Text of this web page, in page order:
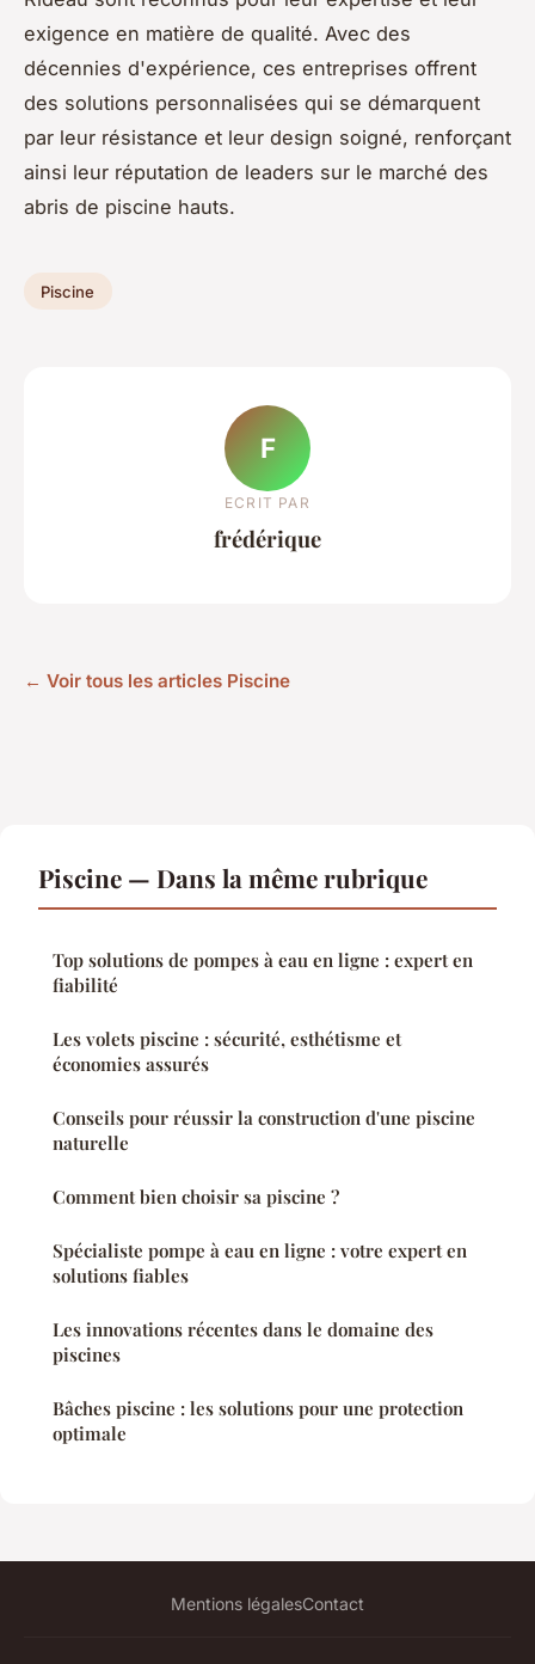
exigence en matière de qualité. Avec des
décennies d'expérience, ces entreprises offrent
des solutions personnalisées qui se démarquent
par leur résistance et leur design soigné, renforçant
ainsi leur réputation de leaders sur le marché des
abris de piscine hauts.
Piscine
F
ECRIT PAR
frédérique
← Voir tous les articles Piscine
Piscine — Dans la même rubrique
Top solutions de pompes à eau en ligne : expert en
fiabilité
Les volets piscine : sécurité, esthétisme et
économies assurés
Conseils pour réussir la construction d'une piscine
naturelle
Comment bien choisir sa piscine ?
Spécialiste pompe à eau en ligne : votre expert en
solutions fiables
Les innovations récentes dans le domaine des
piscines
Bâches piscine : les solutions pour une protection
optimale
Mentions légalesContact